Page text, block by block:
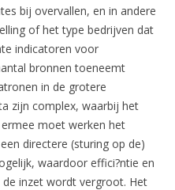
bij overvallen, en in andere
of het type bedrijven dat
indicatoren voor
bronnen toeneemt
in de grotere
zijn complex, waarbij het
moet werken het
directere (sturing op de)
waardoor effici?ntie en
inzet wordt vergroot. Het